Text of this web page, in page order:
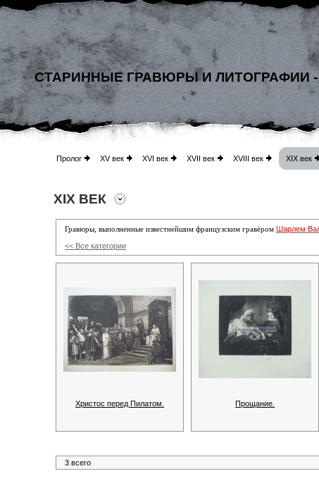
СТАРИННЫЕ ГРАВЮРЫ И ЛИТОГРАФИИ
Пролог XV век XVI век XVII век XVIII век XIX век
XIX ВЕК
Гравюры, выполненные известнейшим французским гравёром Шарлем
<< Все категории
Христос перед Пилатом. Прощание.
3 всего